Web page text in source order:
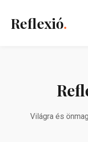
Reflexió.
Világra és